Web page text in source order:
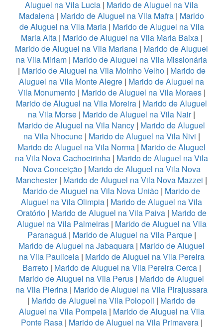
Aluguel na Vila Lucia | Marido de Aluguel na Vila
Madalena | Marido de Aluguel na Vila Mafra | Marido
de Aluguel na Vila Maria| Marido de Aluguel na Vila
Maria Alta| Marido de Aluguel na Vila Maria Baixa|
Marido de Aluguel na Vila Mariana | Marido de Aluguel
na Vila Miriam | Marido de Aluguel na Vila Missionária
| Marido de Aluguel na Vila Moinho Velho| Marido de
Aluguel na Vila Monte Alegre | Marido de Aluguel na
Vila Monumento| Marido de Aluguel na Vila Moraes|
Marido de Aluguel na Vila Moreira | Marido de Aluguel
na Vila Morse | Marido de Aluguel na Vila Nair|
Marido de Aluguel na Vila Nancy | Marido de Aluguel
na Vila Nhocune| Marido de Aluguel na Vila Nivi |
Marido de Aluguel na Vila Norma | Marido de Aluguel
na Vila Nova Cachoeirinha | Marido de Aluguel na Vila
Nova Conceição| Marido de Aluguel na Vila Nova
Manchester| Marido de Aluguel na Vila Nova Mazzei |
Marido de Aluguel na Vila Nova União | Marido de
Aluguel na Vila Olimpia | Marido de Aluguel na Vila
Oratório| Marido de Aluguel na Vila Paiva| Marido de
Aluguel na Vila Palmeiras| Marido de Aluguel na Vila
Paranaguá| Marido de Aluguel na Vila Parque|
Marido de Aluguel na Jabaquara | Marido de Aluguel
na Vila Pauliceia| Marido de Aluguel na Vila Pereira
Barreto| Marido de Aluguel na Vila Pereira Cerca|
Marido de Aluguel na Vila Perus | Marido de Aluguel
na Vila Pierina | Marido de Aluguel na Vila Pirajussara
| Marido de Aluguel na Vila Polopoli | Marido de
Aluguel na Vila Pompeia| Marido de Aluguel na Vila
Ponte Rasa| Marido de Aluguel na Vila Primavera|